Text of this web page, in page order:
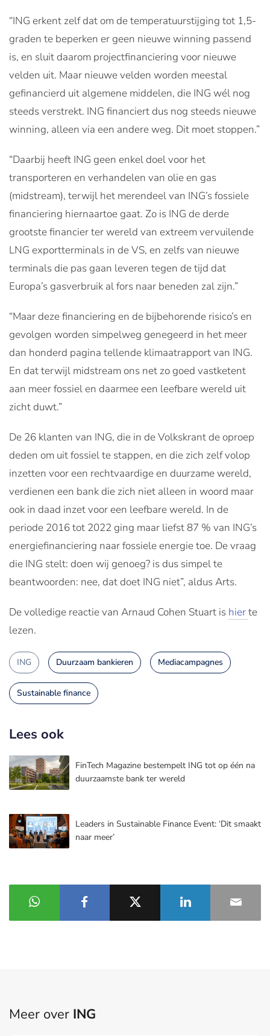
“ING erkent zelf dat om de temperatuurstijging tot 1,5-
graden te beperken er geen nieuwe winning passend
is, en sluit daarom projectfinanciering voor nieuwe
velden uit. Maar nieuwe velden worden meestal
gefinancierd uit algemene middelen, die ING wél nog
steeds verstrekt. ING financiert dus nog steeds nieuwe
winning, alleen via een andere weg. Dit moet stoppen.”
“Daarbij heeft ING geen enkel doel voor het
transporteren en verhandelen van olie en gas
(midstream), terwijl het merendeel van ING’s fossiele
financiering hiernaartoe gaat. Zo is ING de derde
grootste financier ter wereld van extreem vervuilende
LNG exportterminals in de VS, en zelfs van nieuwe
terminals die pas gaan leveren tegen de tijd dat
Europa’s gasverbruik al fors naar beneden zal zijn.”
“Maar deze financiering en de bijbehorende risico’s en
gevolgen worden simpelweg genegeerd in het meer
dan honderd pagina tellende klimaatrapport van ING.
En dat terwijl midstream ons net zo goed vastketent
aan meer fossiel en daarmee een leefbare wereld uit
zicht duwt.”
De 26 klanten van ING, die in de Volkskrant de oproep
deden om uit fossiel te stappen, en die zich zelf volop
inzetten voor een rechtvaardige en duurzame wereld,
verdienen een bank die zich niet alleen in woord maar
ook in daad inzet voor een leefbare wereld. In de
periode 2016 tot 2022 ging maar liefst 87 % van ING’s
energiefinanciering naar fossiele energie toe. De vraag
die ING stelt: doen wij genoeg? is dus simpel te
beantwoorden: nee, dat doet ING niet”, aldus Arts.
De volledige reactie van Arnaud Cohen Stuart is hierte
lezen.
ING Duurzaam bankieren Mediacampagnes
Sustainable finance
Lees ook
FinTech Magazine bestempelt ING tot op één na
duurzaamste bank ter wereld
Leaders in Sustainable Finance Event: ‘Dit smaakt
naar meer’
Meer over ING